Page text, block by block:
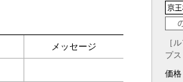
メッセージ
［
プ
価格